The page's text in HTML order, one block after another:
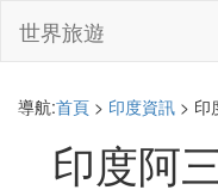
世界旅遊
導航:首頁 > 印度資訊 > 印
印度阿